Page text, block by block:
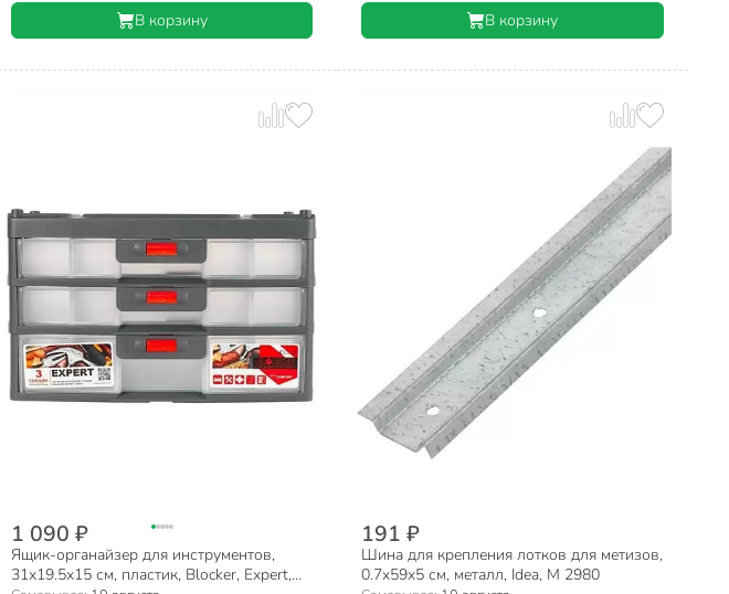
В корзину В корзину
1 090 ₽
Ящик-органайзер для инструментов,
31х19.5х15 см, пластик, Blocker, Expert,
191 ₽
Шина для крепления лотков для метизов,
0.7x59x5 см, металл, Idea, М 2980